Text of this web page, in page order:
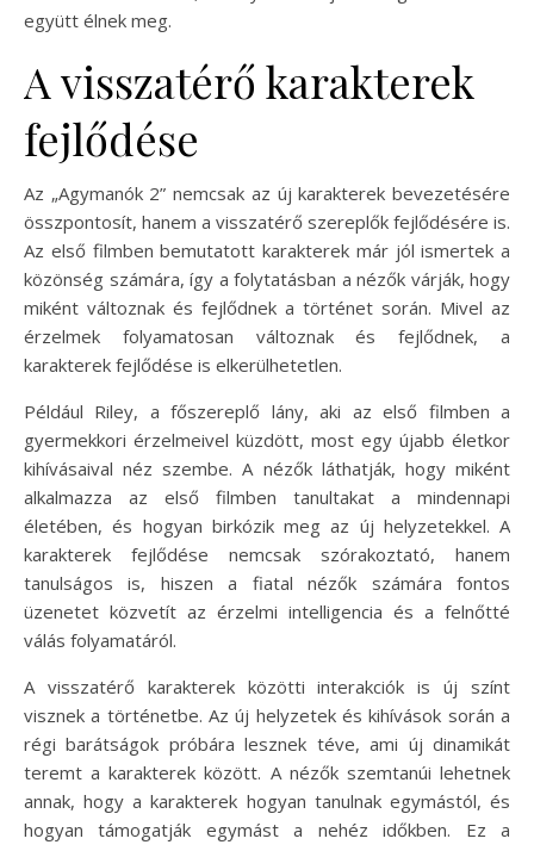
együtt élnek meg.
A visszatérő karakterek
fejlődése
Az „Agymanók 2” nemcsak az új karakterek bevezetésére
összpontosít, hanem a visszatérő szereplők fejlődésére is.
Az első filmben bemutatott karakterek már jól ismertek a
közönség számára, így a folytatásban a nézők várják, hogy
miként változnak és fejlődnek a történet során. Mivel az
érzelmek folyamatosan változnak és fejlődnek, a
karakterek fejlődése is elkerülhetetlen.
Például Riley, a főszereplő lány, aki az első filmben a
gyermekkori érzelmeivel küzdött, most egy újabb életkor
kihívásaival néz szembe. A nézők láthatják, hogy miként
alkalmazza az első filmben tanultakat a mindennapi
életében, és hogyan birkózik meg az új helyzetekkel. A
karakterek fejlődése nemcsak szórakoztató, hanem
tanulságos is, hiszen a fiatal nézők számára fontos
üzenetet közvetít az érzelmi intelligencia és a felnőtté
válás folyamatáról.
A visszatérő karakterek közötti interakciók is új színt
visznek a történetbe. Az új helyzetek és kihívások során a
régi barátságok próbára lesznek téve, ami új dinamikát
teremt a karakterek között. A nézők szemtanúi lehetnek
annak, hogy a karakterek hogyan tanulnak egymástól, és
hogyan támogatják egymást a nehéz időkben. Ez a